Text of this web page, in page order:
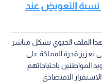
نسبة التعويض عند
الملف الحيوي بشكل مباشر
تعزيز قدرة المملكة على
المواطنين باحتياجاتهم
الاقتصادي